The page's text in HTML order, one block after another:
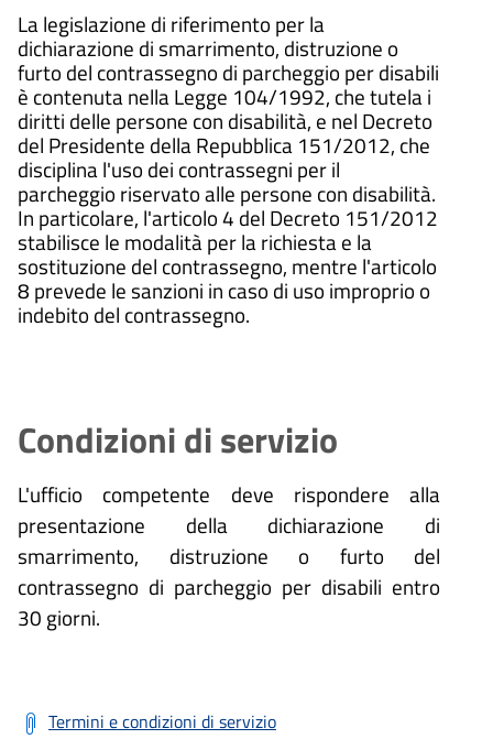
La legislazione di riferimento per la
dichiarazione di smarrimento, distruzione o
furto del contrassegno di parcheggio per disabili
è contenuta nella Legge 104/1992, che tutela i
diritti delle persone con disabilità, e nel Decreto
del Presidente della Repubblica 151/2012, che
disciplina l'uso dei contrassegni per il
parcheggio riservato alle persone con disabilità.
In particolare, l'articolo 4 del Decreto 151/2012
stabilisce le modalità per la richiesta e la
sostituzione del contrassegno, mentre l'articolo
8 prevede le sanzioni in caso di uso improprio o
indebito del contrassegno.
Condizioni di servizio
L'ufficio competente deve rispondere alla
presentazione della dichiarazione di
smarrimento, distruzione o furto del
contrassegno di parcheggio per disabili entro
30 giorni.
Termini e condizioni di servizio